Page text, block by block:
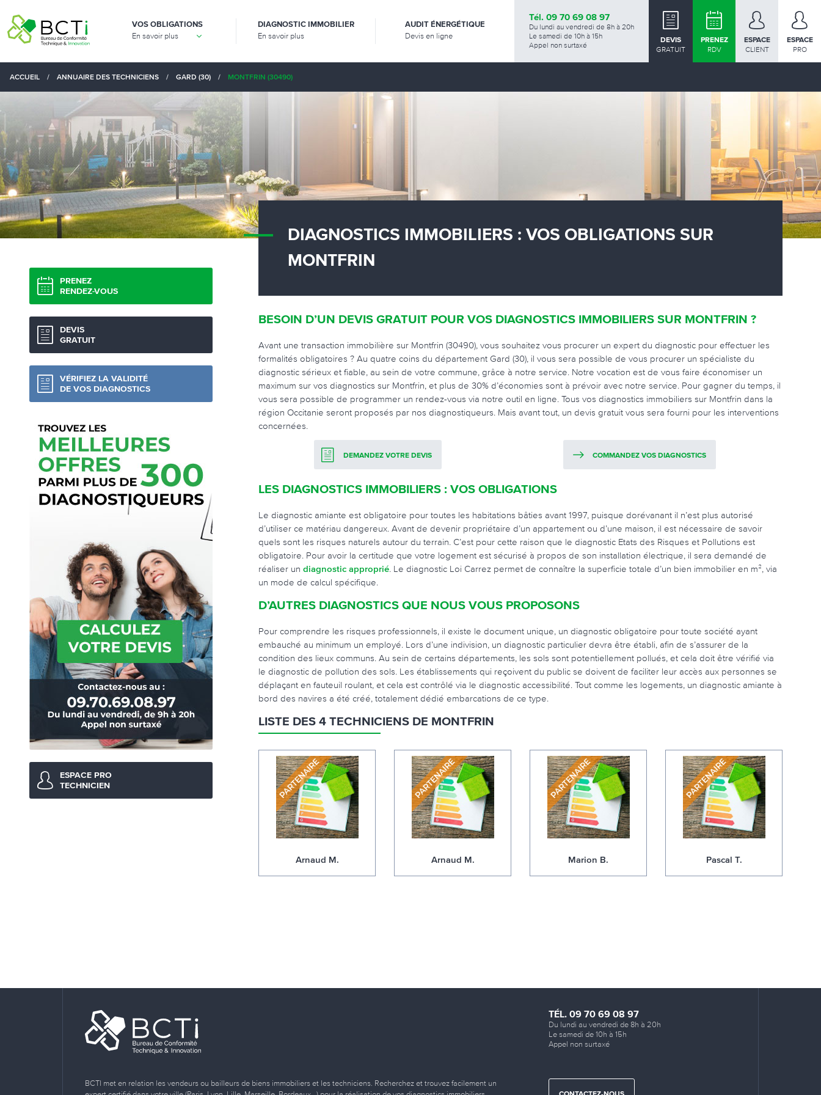
VOS OBLIGATIONS
En savoir plus
DIAGNOSTIC IMMOBILIER
En savoir plus
AUDIT ÉNERGÉTIQUE
Devis en ligne
Tél. 09 70 69 08 97
Du lundi au vendredi de 8h à 20h
Le samedi de 10h à 15h
Appel non surtaxé
DEVIS
GRATUIT
PRENEZ
RDV
ESPACE
CLIENT
ESPACE
PRO
ACCUEIL / ANNUAIRE DES TECHNICIENS / GARD (30) / MONTFRIN (30490)
PRENEZ
RENDEZ-VOUS
DEVIS
GRATUIT
VÉRIFIEZ LA VALIDITÉ
DE VOS DIAGNOSTICS
ESPACE PRO
TECHNICIEN
DIAGNOSTICS IMMOBILIERS : VOS OBLIGATIONS SUR
MONTFRIN
BESOIN D’UN DEVIS GRATUIT POUR VOS DIAGNOSTICS IMMOBILIERS SUR MONTFRIN ?
Avant une transaction immobilière sur Montfrin (30490), vous souhaitez vous procurer un expert du diagnostic pour effectuer les
formalités obligatoires ? Au quatre coins du département Gard (30), il vous sera possible de vous procurer un spécialiste du
diagnostic sérieux et fiable, au sein de votre commune, grâce à notre service. Notre vocation est de vous faire économiser un
maximum sur vos diagnostics sur Montfrin, et plus de 30% d’économies sont à prévoir avec notre service. Pour gagner du temps, il
vous sera possible de programmer un rendez-vous via notre outil en ligne. Tous vos diagnostics immobiliers sur Montfrin dans la
région Occitanie seront proposés par nos diagnostiqueurs. Mais avant tout, un devis gratuit vous sera fourni pour les interventions
concernées.
DEMANDEZ VOTRE DEVIS COMMANDEZ VOS DIAGNOSTICS
LES DIAGNOSTICS IMMOBILIERS : VOS OBLIGATIONS
Le diagnostic amiante est obligatoire pour toutes les habitations bâties avant 1997, puisque dorévanant il n’est plus autorisé
d’utiliser ce matériau dangereux. Avant de devenir propriétaire d’un appartement ou d’une maison, il est nécessaire de savoir
quels sont les risques naturels autour du terrain. C’est pour cette raison que le diagnostic Etats des Risques et Pollutions est
obligatoire. Pour avoir la certitude que votre logement est sécurisé à propos de son installation électrique, il sera demandé de
réaliser un diagnostic approprié. Le diagnostic Loi Carrez permet de connaître la superficie totale d’un bien immobilier en m², via
un mode de calcul spécifique.
D’AUTRES DIAGNOSTICS QUE NOUS VOUS PROPOSONS
Pour comprendre les risques professionnels, il existe le document unique, un diagnostic obligatoire pour toute société ayant
embauché au minimum un employé. Lors d’une indivision, un diagnostic particulier devra être établi, afin de s’assurer de la
condition des lieux communs. Au sein de certains départements, les sols sont potentiellement pollués, et cela doit être vérifié via
le diagnostic de pollution des sols. Les établissements qui reçoivent du public se doivent de faciliter leur accès aux personnes se
déplaçant en fauteuil roulant, et cela est contrôlé via le diagnostic accessibilité. Tout comme les logements, un diagnostic amiante à
bord des navires a été créé, totalement dédié embarcations de ce type.
LISTE DES 4 TECHNICIENS DE MONTFRIN
Arnaud M. Arnaud M. Marion B. Pascal T.
BCTI met en relation les vendeurs ou bailleurs de biens immobiliers et les techniciens. Recherchez et trouvez facilement un
TÉL. 09 70 69 08 97
Du lundi au vendredi de 8h à 20h
Le samedi de 10h à 15h
Appel non surtaxé